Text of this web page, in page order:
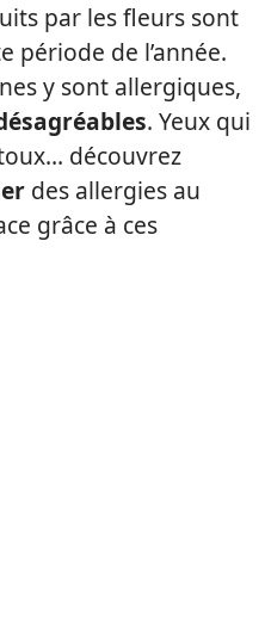
par les fleurs sont
période de l’année.
y sont allergiques,
. Yeux qui
découvrez
des allergies au
grâce à ces